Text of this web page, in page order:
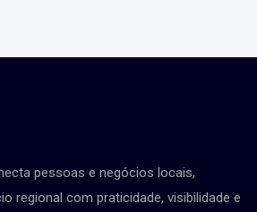
pessoas e negócios locais,
regional com praticidade, visibilidade e